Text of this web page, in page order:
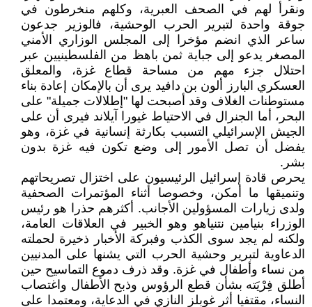
ونقرأ لهم في الصحف العبرية، وكلهم منخرطون في
جوقة واحدة لتبرير الحرب الوحشية، فالوزير جدعون
ساعر الذي انضم مؤخرا إلى المجلس الوزاري الأمني
المصغر يدعو إلى جباية ثمن باهظ من الفلسطينيين عبر
احتلال جزء مهم من مساحة قطاع غزة، والمعلق
العسكري البارز ألون بن دافيد يرى أن بالإمكان إعادة بناء
مستوطنات الغلاف وقد أصبحت لها "إطلالات جميلة" على
البحر، أما الجنرال في الاحتياط غيورا آيلاند فيرى أن على
الجيش الإسرائيلي التسبب بكارثة إنسانية في غزة، وهو
يفضل أن تصل الأمور إلى وضع تكون فيه غزة بدون
بشر.
يحرص قادة إسرائيل الرئيسيون على اختزال تصريحاتهم
وتنميقها ما أمكن، وخصوصا أثناء المؤتمرات الصحفية
ولدى زيارات المسؤولين الأجانب. أكثرهم حذرا هو رئيس
الوزراء بنيامين نتنياهو وهو الخبير في العلاقات العامة،
ولكنه لم يجد سوى الكذب وفبركة الأخبار ذخيرة لحملته
الدعاوية لتبرير وحشية الحرب التي يشنها على المدنيين
من نساء وأطفال في غزة. وقد ذرف دموع التماسيح حين
أطلق فِرْيَته بشأن قطع الرؤوس وذبح الأطفال واغتصاب
النساء، مقتفيا أثر غوبلز النازي في الدعاية، ومعتمدا على